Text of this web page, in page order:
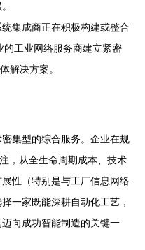
集成商正在积极构建或整合
的工业网络服务商建立紧密
解决方案。
集型的综合服务。企业在规
，从全生命周期成本、技术
性（特别是与工厂信息网络
一家既能深耕自动化工艺，
向成功智能制造的关键一